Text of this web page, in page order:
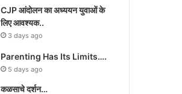
CJP आंदोलन का अध्ययन युवाओं के
लिए आवश्यक..
3 days ago
Parenting Has Its Limits….
5 days ago
कळसाचे दर्शन…